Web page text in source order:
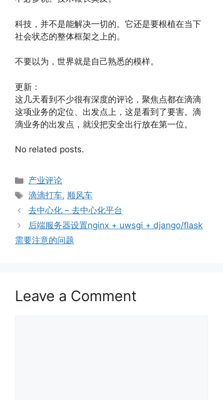
科技，并不是能解决一切的。它还是要根植在当下
社会状态的整体框架之上的。
不要以为，世界就是自己熟悉的模样。
更新：
这几天看到不少很有深度的评论，聚焦点都在滴滴
这项业务的定位、出发点上，这是看到了要害。滴
滴业务的出发点，就没把安全出行放在第一位。
No related posts.
Categories
产业评论
Tags
滴滴打车, 顺风车
去中心化 – 去中心化平台
后端服务器设置nginx + uwsgi + django/flask
需要注意的问题
Leave a Comment